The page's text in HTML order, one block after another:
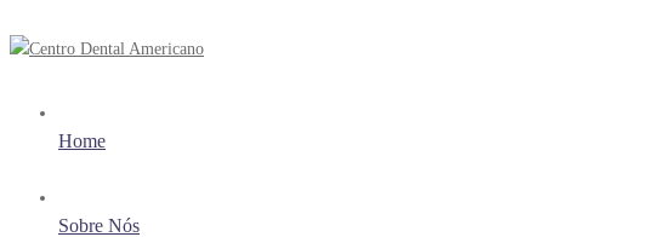
Home
Sobre Nós